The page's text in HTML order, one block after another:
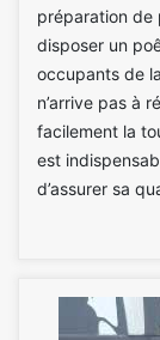
préparation de
disposer un
occupants de
n’arrive pas à
facilement la
est
d’assurer sa